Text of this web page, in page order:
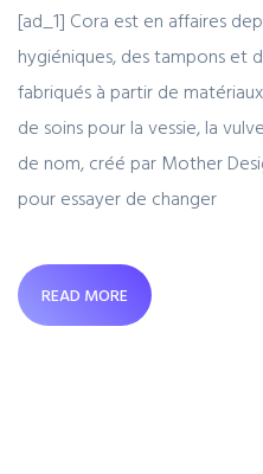
[ad_1] Cora est en affaires
hygiéniques, des tampons et
fabriqués à partir de
de soins pour la vessie, la
de nom, créé par Mother
pour essayer de changer
READ MORE